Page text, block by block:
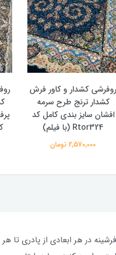
روفرشی کشدار و کاور فرش
کشدار ترنج طرح و رنگ
پرفروش با سایز بندی کامل
کد Rtor435 (با فیلم)
2,570,000 تومان